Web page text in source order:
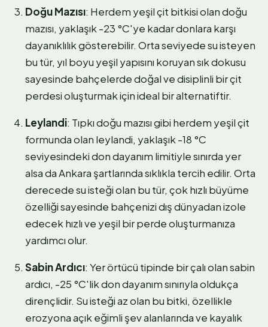
Doğu Mazısı: Herdem yeşil çit bitkisi olan doğu
mazısı, yaklaşık -23 °C'ye kadar donlara karşı
dayanıklılık gösterebilir. Orta seviyede su isteyen
bu tür, yıl boyu yeşil yapısını koruyan sık dokusu
sayesinde bahçelerde doğal ve disiplinli bir çit
perdesi oluşturmak için ideal bir alternatiftir.
Leylandi: Tıpkı doğu mazısı gibi herdem yeşil çit
formunda olan leylandi, yaklaşık -18 °C
seviyesindeki don dayanım limitiyle sınırda yer
alsa da Ankara şartlarında sıklıkla tercih edilir. Orta
derecede su isteği olan bu tür, çok hızlı büyüme
özelliği sayesinde bahçenizi dış dünyadan izole
edecek hızlı ve yeşil bir perde oluşturmanıza
yardımcı olur.
Sabin Ardıcı: Yer örtücü tipinde bir çalı olan sabin
ardıcı, -25 °C'lik don dayanım sınırıyla oldukça
dirençlidir. Su isteği az olan bu bitki, özellikle
erozyona açık eğimli şev alanlarında ve kayalık